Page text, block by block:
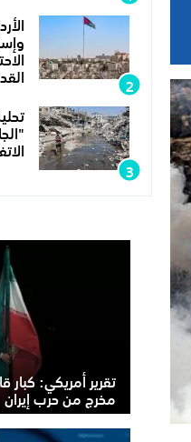
تقرير أمريكي:
مخرج من حرب إيران